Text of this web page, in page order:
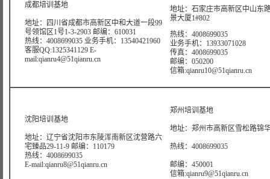
成都培训基地
地址：四川省成都市高新区中和大道一段99
号领馆区1号1-3-2903 邮编：610031
热线：4008699035 业务手机：13540421960
客服QQ:1325341129 E-
mail:qianru4@51qianru.cn
地址：石家庄市高新区中山东
景大厦1#802
热线：4008699035
业务手机：13933071028
传真：4008699035
邮编：050200
信箱:qianru10@51qianru.cn
沈阳培训基地
地址：辽宁省沈阳市东陵浑南新区沈营路六
宅臻品29-11-9 邮编：110179
热线：4008699035
E-mail:qianru8@51qianru.cn
郑州培训基地
地址：郑州市高新区雪松路锦
热线：4008699035
邮编：450001
信箱:qianru9@51qianru.cn